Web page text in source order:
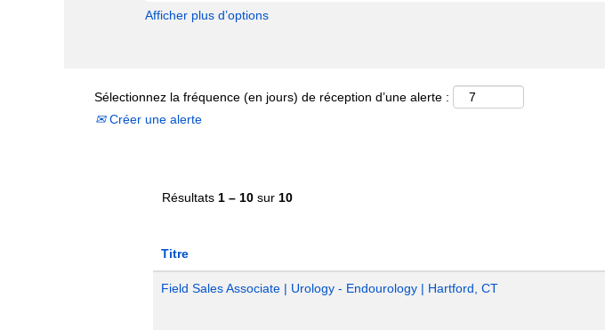
Afficher plus d’options
Sélectionnez la fréquence (en jours) de réception d’une alerte :
Créer une alerte
Résultats 1 – 10 sur 10
Titre
Field Sales Associate | Urology - Endourology | Hartford, CT